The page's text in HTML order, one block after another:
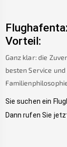
Vorteil:
Ganz klar: die
besten Service
Sie suchen ein
Dann rufen Sie